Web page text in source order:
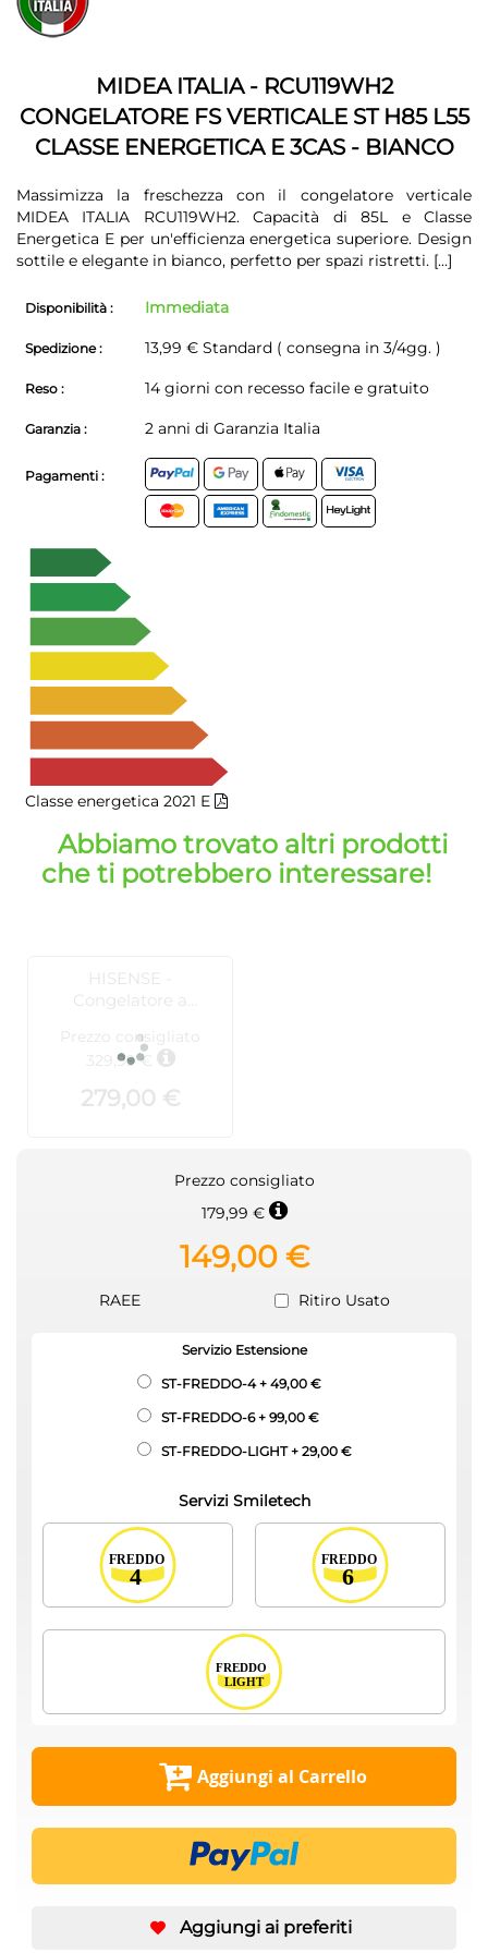
fine
della
della
galleria
MIDEA ITALIA - RCU119WH2
CONGELATORE FS VERTICALE ST H85 L55
CLASSE ENERGETICA E 3CAS - BIANCO
Massimizza la freschezza con il congelatore verticale
MIDEA ITALIA RCU119WH2. Capacità di 85L e Classe
Energetica E per un'efficienza energetica superiore. Design
sottile e elegante in bianco, perfetto per spazi ristretti. [...]
Disponibilità : Immediata
Spedizione : 13,99 € Standard ( consegna in 3/4gg. )
Reso : 14 giorni con recesso facile e gratuito
Garanzia : 2 anni di Garanzia Italia
Pagamenti :
Classe energetica 2021 E
Prezzo consigliato
179,99 €
149,00 €
RAEE Ritiro Usato
Servizio Estensione
ST-FREDDO-4+ 49,00 €
ST-FREDDO-6+ 99,00 €
ST-FREDDO-LIGHT+ 29,00 €
Servizi Smiletech
Aggiungi al Carrello
Aggiungi ai preferiti
Abbiamo trovato altri prodotti
che ti potrebbero interessare!
HISENSE -
Congelatore a
248 Litri, Classe
Energetica E -
FC321D4AWLE
Prezzo consigliato
329,99 €
279,00 €